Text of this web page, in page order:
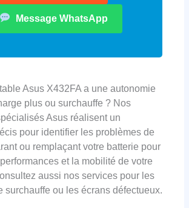
Message WhatsApp
Asus X432FA a une autonomie
plus ou surchauffe ? Nos
Asus réalisent un
pour identifier les problèmes de
ou remplaçant votre batterie pour
et la mobilité de votre
aussi nos services pour les
surchauffe ou les écrans défectueux.